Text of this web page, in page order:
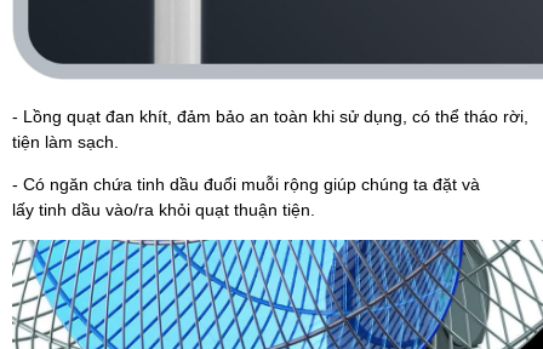
- Lồng quạt đan khít, đảm bảo an toàn khi sử dụng, có thể tháo rời,
tiện làm sạch.
- Có ngăn chứa tinh dầu đuổi muỗi rộng giúp chúng ta đặt và
lấy tinh dầu vào/ra khỏi quạt thuận tiện.